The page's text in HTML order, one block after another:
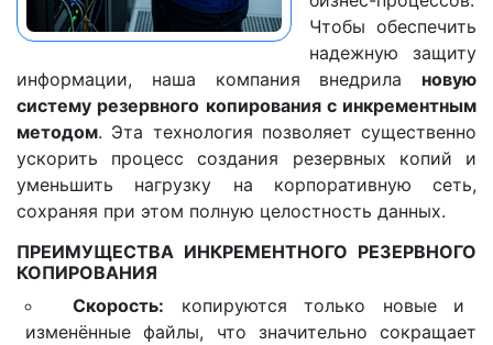
Чтобы обеспечить
надежную защиту
информации, наша компания внедрила новую
систему резервного копирования с инкрементным
методом. Эта технология позволяет существенно
ускорить процесс создания резервных копий и
уменьшить нагрузку на корпоративную сеть,
сохраняя при этом полную целостность данных.
ПРЕИМУЩЕСТВА ИНКРЕМЕНТНОГО РЕЗЕРВНОГО
КОПИРОВАНИЯ
Скорость: копируются только новые и
изменённые файлы, что значительно сокращает